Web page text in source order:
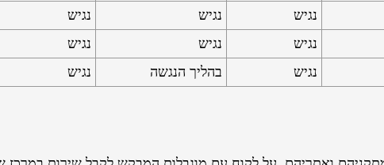
נגיש נגיש
נגיש
נגיש נגיש
נגיש
נגיש בהליך הנגשה נגיש